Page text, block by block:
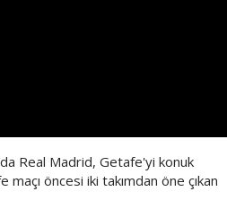
Real Madrid, Getafe'yi konuk
öncesi iki takımdan öne çıkan